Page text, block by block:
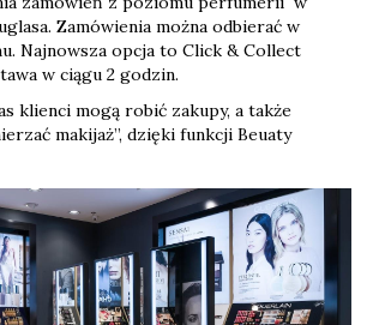
Zamówienia można odbierać w
Najnowsza opcja to Click & Collect
w ciągu 2 godzin.
klienci mogą robić zakupy, a także
makijaż”, dzięki funkcji Beuaty